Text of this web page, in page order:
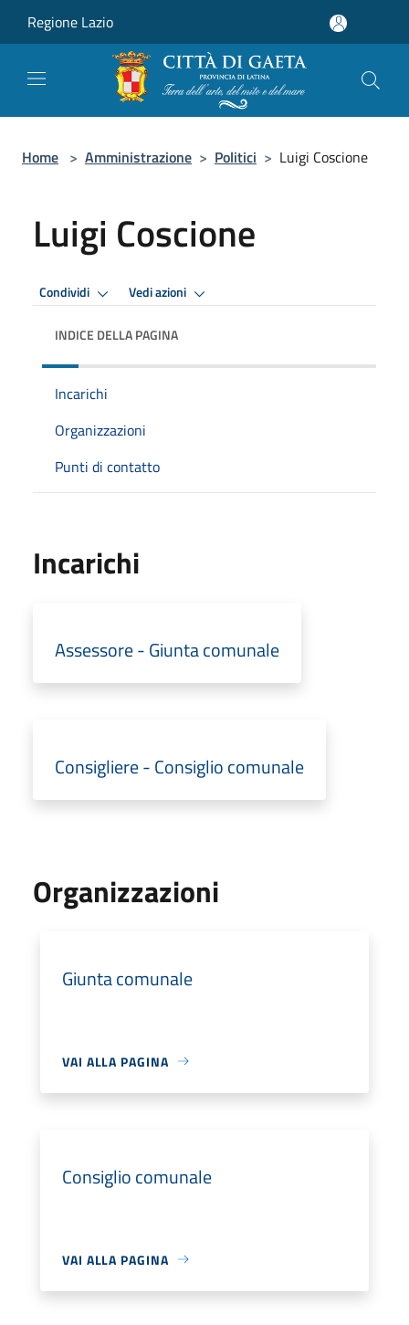
Regione Lazio
Home > Amministrazione > Politici > Luigi Coscione
Luigi Coscione
Condividi Vedi azioni
INDICE DELLA PAGINA
Incarichi
Organizzazioni
Punti di contatto
Incarichi
Assessore - Giunta comunale
Consigliere - Consiglio comunale
Organizzazioni
Giunta comunale
VAI ALLA PAGINA
Consiglio comunale
VAI ALLA PAGINA